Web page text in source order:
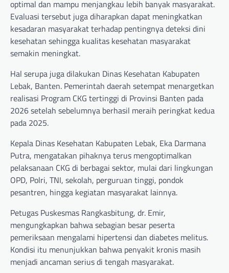
optimal dan mampu menjangkau lebih banyak masyarakat.
Evaluasi tersebut juga diharapkan dapat meningkatkan
kesadaran masyarakat terhadap pentingnya deteksi dini
kesehatan sehingga kualitas kesehatan masyarakat
semakin meningkat.
Hal serupa juga dilakukan Dinas Kesehatan Kabupaten
Lebak, Banten. Pemerintah daerah setempat menargetkan
realisasi Program CKG tertinggi di Provinsi Banten pada
2026 setelah sebelumnya berhasil meraih peringkat kedua
pada 2025.
Kepala Dinas Kesehatan Kabupaten Lebak, Eka Darmana
Putra, mengatakan pihaknya terus mengoptimalkan
pelaksanaan CKG di berbagai sektor, mulai dari lingkungan
OPD, Polri, TNI, sekolah, perguruan tinggi, pondok
pesantren, hingga kegiatan masyarakat lainnya.
Petugas Puskesmas Rangkasbitung, dr. Emir,
mengungkapkan bahwa sebagian besar peserta
pemeriksaan mengalami hipertensi dan diabetes melitus.
Kondisi itu menunjukkan bahwa penyakit kronis masih
menjadi ancaman serius di tengah masyarakat.